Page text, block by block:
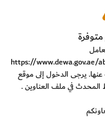
https://www.dewa.gov.ae/
يرجى الدخول إلى موقع
المحدث في ملف العناوين .